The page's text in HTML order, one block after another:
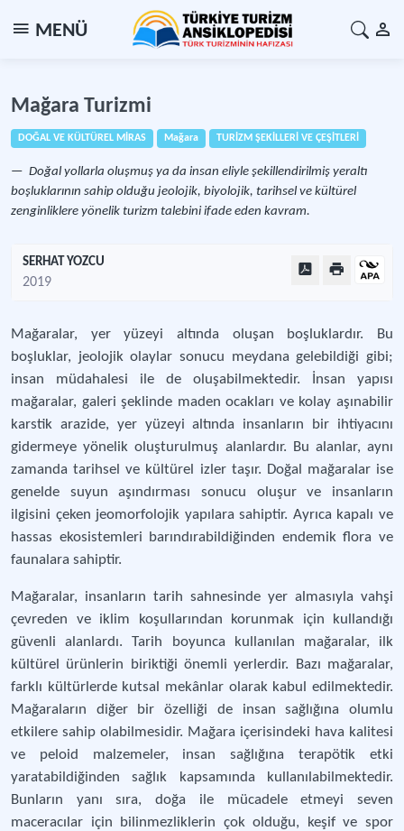
MENÜ
Mağara Turizmi
DOĞAL VE KÜLTÜREL MİRAS Mağara TURİZM ŞEKİLLERİ VE ÇEŞİTLERİ
Doğal yollarla oluşmuş ya da insan eliyle şekillendirilmiş yeraltı
boşluklarının sahip olduğu jeolojik, biyolojik, tarihsel ve kültürel
zenginliklere yönelik turizm talebini ifade eden kavram.
SERHAT YOZCU
2019
Mağaralar, yer yüzeyi altında oluşan boşluklardır. Bu
boşluklar, jeolojik olaylar sonucu meydana gelebildiği gibi;
insan müdahalesi ile de oluşabilmektedir. İnsan yapısı
mağaralar, galeri şeklinde maden ocakları ve kolay aşınabilir
karstik arazide, yer yüzeyi altında insanların bir ihtiyacını
gidermeye yönelik oluşturulmuş alanlardır. Bu alanlar, aynı
zamanda tarihsel ve kültürel izler taşır. Doğal mağaralar ise
genelde suyun aşındırması sonucu oluşur ve insanların
ilgisini çeken jeomorfolojik yapılara sahiptir. Ayrıca kapalı ve
hassas ekosistemleri barındırabildiğinden endemik flora ve
faunalara sahiptir.
Mağaralar, insanların tarih sahnesinde yer almasıyla vahşi
çevreden ve iklim koşullarından korunmak için kullandığı
güvenli alanlardı. Tarih boyunca kullanılan mağaralar, ilk
kültürel ürünlerin biriktiği önemli yerlerdir. Bazı mağaralar,
farklı kültürlerde kutsal mekânlar olarak kabul edilmektedir.
Mağaraların diğer bir özelliği de insan sağlığına olumlu
etkilere sahip olabilmesidir. Mağara içerisindeki hava kalitesi
ve peloid malzemeler, insan sağlığına terapötik etki
yaratabildiğinden sağlık kapsamında kullanılabilmektedir.
Bunların yanı sıra, doğa ile mücadele etmeyi seven
maceracılar için bilinmezliklerin çok olduğu, keşif ve spor